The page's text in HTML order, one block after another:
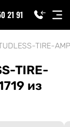
21 91
TIRE-
TIRE-
из